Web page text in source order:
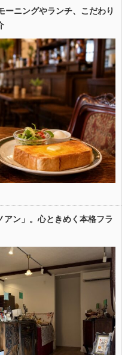
ーニングやランチ、こだわり
ン」。心ときめく本格フラ